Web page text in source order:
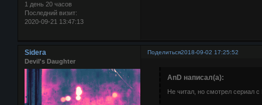
1 день 20 часов
Последний визит:
2020-09-21 13:47:13
Поделиться2018-09-02 17:25:52
Sidera
Devil's Daughter
AnD написал(а):
Не читал, но смотрел сериал